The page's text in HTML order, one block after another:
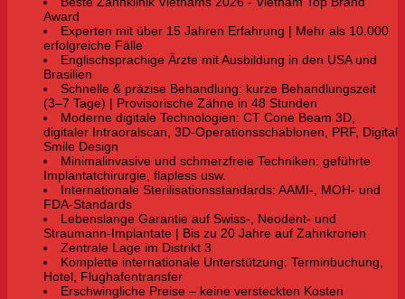
Award
Experten mit über 15 Jahren Erfahrung | Mehr als 10.000
erfolgreiche Fälle
Englischsprachige Ärzte mit Ausbildung in den USA und
Brasilien
Schnelle & präzise Behandlung: kurze Behandlungszeit
(3–7 Tage) | Provisorische Zähne in 48 Stunden
Moderne digitale Technologien: CT Cone Beam 3D,
digitaler Intraoralscan, 3D-Operationsschablonen, PRF, Digital
Smile Design
Minimalinvasive und schmerzfreie Techniken: geführte
Implantatchirurgie, flapless usw.
Internationale Sterilisationsstandards: AAMI-, MOH- und
FDA-Standards
Lebenslange Garantie auf Swiss-, Neodent- und
Straumann-Implantate | Bis zu 20 Jahre auf Zahnkronen
Zentrale Lage im Distrikt 3
Komplette internationale Unterstützung: Terminbuchung,
Hotel, Flughafentransfer
Erschwingliche Preise – keine versteckten Kosten